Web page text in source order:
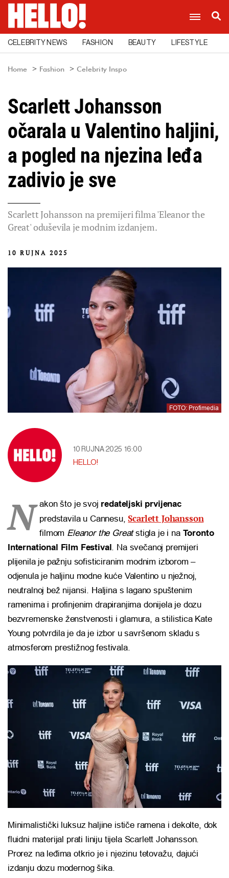
CELEBRITY NEWS FASHION BEAUTY LIFESTYLE
Home Fashion Celebrity Inspo
Scarlett Johansson
očarala u Valentino haljini,
a pogled na njezina leđa
zadivio je sve
Scarlett Johansson na premijeri filma 'Eleanor the
Great' oduševila je modnim izdanjem.
10 RUJNA 2025
FOTO: Profimedia
10 RUJNA 2025 16:00
HELLO!
N akon što je svoj redateljski prvijenac
predstavila u Cannesu,Scarlett Johansson
filmom Eleanor the Greatstigla je i na Toronto
International Film Festival . Na svečanoj premijeri
plijenila je pažnju sofisticiranim modnim izborom –
odjenula je haljinu modne kuće Valentino u nježnoj,
neutralnoj bež nijansi. Haljina s lagano spuštenim
ramenima i profinjenim drapiranjima donijela je dozu
bezvremenske ženstvenosti i glamura, a stilistica Kate
Young potvrdila je da je izbor u savršenom skladu s
atmosferom prestižnog festivala.
Minimalistički luksuz haljine ističe ramena i dekolte, dok
fluidni materijal prati liniju tijela Scarlett Johansson.
Prorez na leđima otkrio je i njezinu tetovažu, dajući
izdanju dozu modernog šika.